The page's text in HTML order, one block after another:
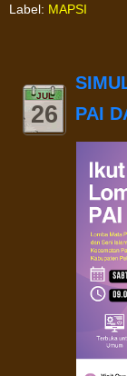
Label: MAPSI
JUL
26
PAI